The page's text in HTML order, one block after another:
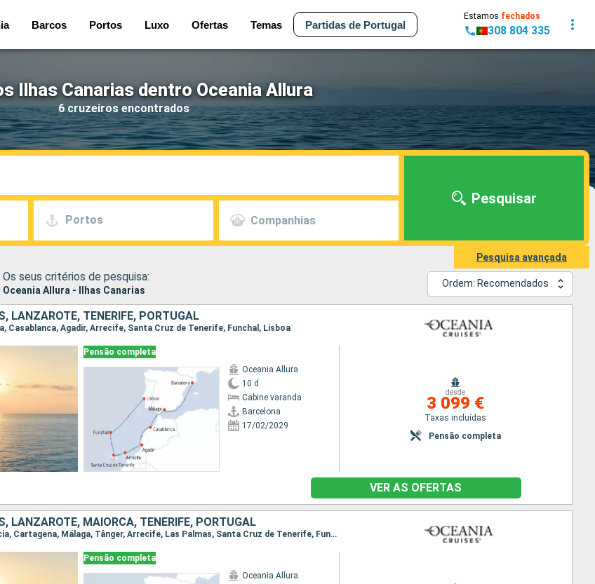
Barcos Portos Luxo Ofertas Temas Partidas de Portugal
Estamos fechados
308 804 335
Ilhas Canarias dentro Oceania Allura
6 cruzeiros encontrados
Portos Companhias
Pesquisar
Pesquisa avançada
Os seus critérios de pesquisa:
Oceania Allura - Ilhas Canarias
Ordem: Recomendados
LANZAROTE, TENERIFE, PORTUGAL
Casablanca, Agadir, Arrecife, Santa Cruz de Tenerife, Funchal, Lisboa
Pensão completa
Oceania Allura
10 d
Cabine varanda
Barcelona
17/02/2029
desde
3 099 €
Taxas incluídas
Pensão completa
VER AS OFERTAS
LANZAROTE, MAIORCA, TENERIFE, PORTUGAL
Itinerário : Barcelona, Valência, Cartagena, Málaga, Tânger, Arrecife, Las Palmas, Santa Cruz de Tenerife, Funchal, Lisboa
Pensão completa
Oceania Allura